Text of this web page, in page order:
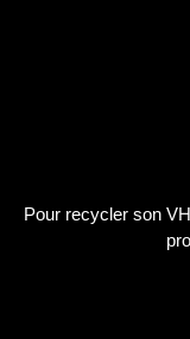
Pour recycler son